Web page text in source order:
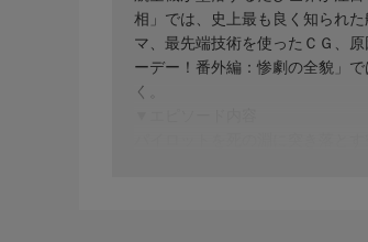
相」では、史上最も良く知られ
マ、最先端技術を使ったＣＧ、
ーデー！番外編：惨劇の全貌」
く。
パイロットを死の淵に突き落と